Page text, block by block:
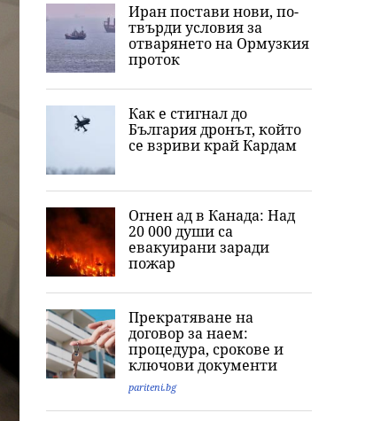
Иран постави нови, по-
твърди условия за
отварянето на Ормузкия
проток
Как е стигнал до
България дронът, който
се взриви край Кардам
Огнен ад в Канада: Над
20 000 души са
евакуирани заради
пожар
Прекратяване на
договор за наем:
процедура, срокове и
ключови документи
pariteni.bg